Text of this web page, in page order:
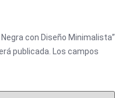
con Diseño Minimalista”
publicada.
Los campos